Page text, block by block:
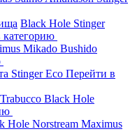
Black Hole Stinger
Mikado Bushido
StingerEco Перейти в
Trabucco Black Hole
Hole Norstream Maximus